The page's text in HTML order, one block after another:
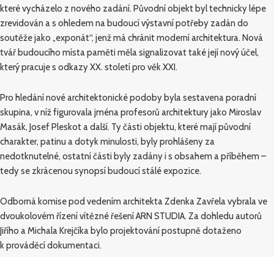
které vycházelo z nového zadání. Původní objekt byl technicky lépe
zrevidován a s ohledem na budoucí výstavní potřeby zadán do
soutěže jako „exponát“, jenž má chránit moderní architektura. Nová
tvář budoucího místa paměti měla signalizovat také její nový účel,
který pracuje s odkazy XX. století pro věk XXI.
Pro hledání nové architektonické podoby byla sestavena poradní
skupina, v níž figurovala jména profesorů architektury jako Miroslav
Masák, Josef Pleskot a další. Ty části objektu, které mají původní
charakter, patinu a dotyk minulosti, byly prohlášeny za
nedotknutelné, ostatní části byly zadány i s obsahem a příběhem –
tedy se zkrácenou synopsí budoucí stálé expozice.
Odborná komise pod vedením architekta Zdenka Zavřela vybrala ve
dvoukolovém řízení vítězné řešení ARN STUDIA. Za dohledu autorů
Jiřího a Michala Krejčíka bylo projektování postupně dotaženo
k prováděcí dokumentaci.